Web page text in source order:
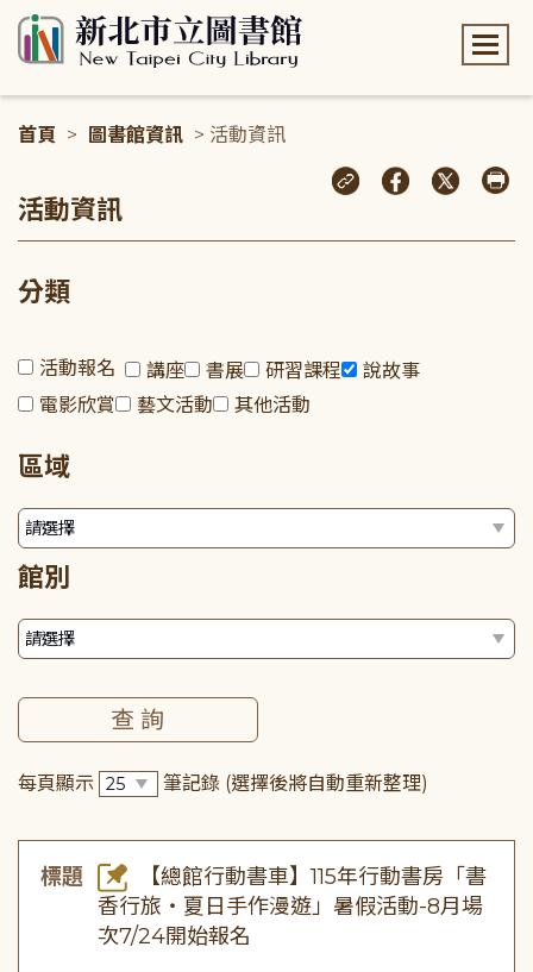
首頁 > 圖書館資訊 > 活動資訊
活動資訊
分類
活動報名 講座 書展 研習課程
說故事
電影欣賞
藝文活動 其他活動
區域
館別
每頁顯示 筆記錄 (選擇後將自動重新整理)
標題
【總館行動書車】115年行動書房「書
香行旅・夏日手作漫遊」暑假活動-8月場
次7/24開始報名